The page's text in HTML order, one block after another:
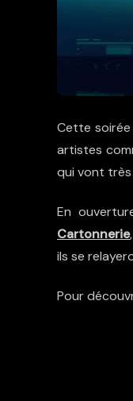
Cette
artistes
qui vont
En
Cartonnerie
ils se
Pour